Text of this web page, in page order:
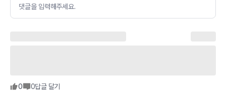
댓글을 입력해주세요.
0 0답글 달기